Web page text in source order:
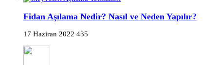
Fidan Aşılama Nedir? Nasıl ve Neden Yapılır?
17 Haziran 2022 435